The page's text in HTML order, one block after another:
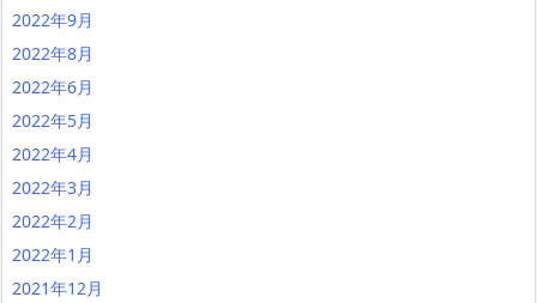
2022年9月
2022年8月
2022年6月
2022年5月
2022年4月
2022年3月
2022年2月
2022年1月
2021年12月